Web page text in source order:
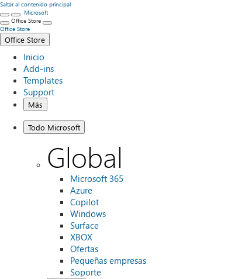
Saltar al contenido principal
Microsoft
Office Store
Office Store
Office Store
Inicio
Add-ins
Templates
Support
Más
Todo Microsoft
Global
Microsoft 365
Azure
Copilot
Windows
Surface
XBOX
Ofertas
Pequeñas empresas
Soporte